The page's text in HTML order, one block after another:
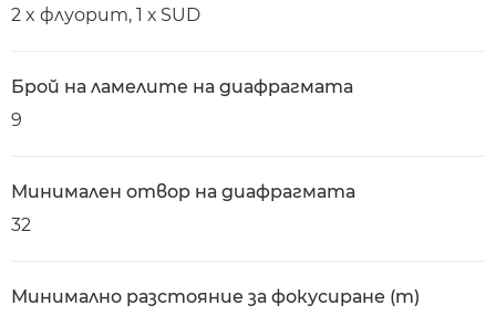
2 x флуорит, 1 х SUD
Брой на ламелите на диафрагмата
9
Минимален отвор на диафрагмата
32
Минимално разстояние за фокусиране (m)